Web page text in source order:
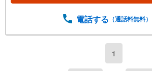
電話する （通話料無料）
1